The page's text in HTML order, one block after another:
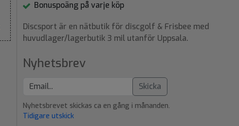
Bonuspoäng på varje köp
Discsport är en nätbutik för discgolf & Frisbee med
huvudlager/lagerbutik 3 mil utanför Uppsala.
Nyhetsbrev
Skicka
Nyhetsbrevet skickas ca en gång i månanden.
Tidigare utskick